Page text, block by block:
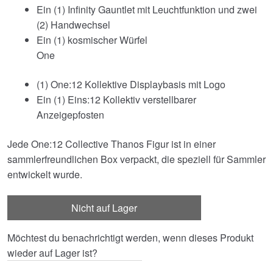
Ein (1) Infinity Gauntlet mit Leuchtfunktion und zwei
(2) Handwechsel
Ein (1) kosmischer Würfel
One
(1) One:12 Kollektive Displaybasis mit Logo
Ein (1) Eins:12 Kollektiv verstellbarer
Anzeigepfosten
Jede One:12 Collective Thanos Figur ist in einer
sammlerfreundlichen Box verpackt, die speziell für Sammler
entwickelt wurde.
Nicht auf Lager
Möchtest du benachrichtigt werden, wenn dieses Produkt
wieder auf Lager ist?